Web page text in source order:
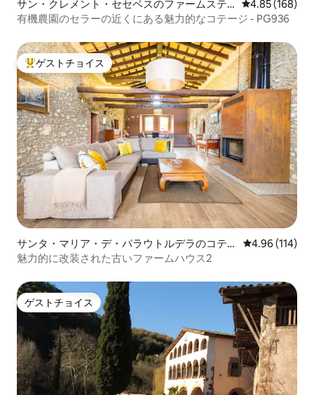
サン・クレメント・セセベスのファームステ
イ
レビュー168
4.85 (168)
有機農園のセラーの近くにある魅力的なコテージ - PG936
大好評のゲストチョイスです。
ゲストチョイス
サンタ・マリア・デ・パラウトルデラのコテー
ジ
レビュー114
4.96 (114)
魅力的に改装された古いファームハウス2
ゲストチョイス
ゲストチョイス